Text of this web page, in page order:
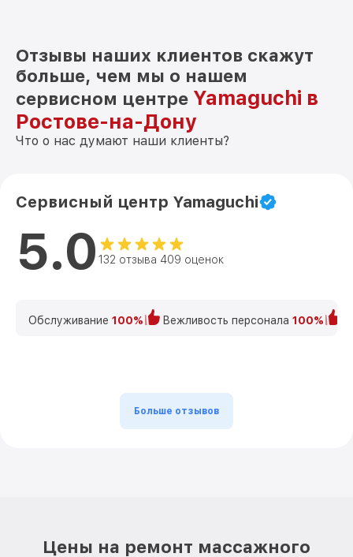
Отзывы наших клиентов скажут
больше, чем мы о нашем
сервисном центре Yamaguchi в
Ростове-на-Дону
Что о нас думают наши клиенты?
Сервисный центр Yamaguchi
5.0 132 отзыва 409 оценок
Обслуживание 100% Вежливость персонала 100%
Больше отзывов
Цены на ремонт массажного